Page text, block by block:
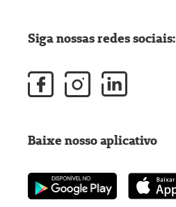
Siga nossas redes sociais:
Baixe nosso aplicativo